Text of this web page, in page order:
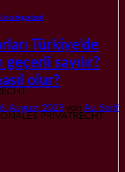
PRIVATRECHT
Uncategorized
Türkiye’de
sayılır?
olur?
August 2023 von Av. Serif